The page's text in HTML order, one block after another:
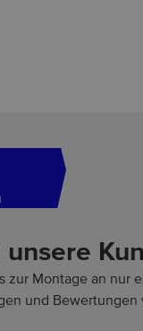
unsere
zur Montage an nur
und Bewertungen